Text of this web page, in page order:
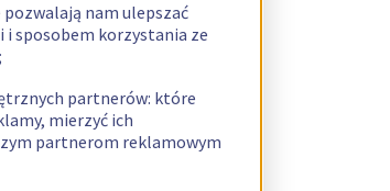
nam ulepszać
sposobem korzystania ze
partnerów: które
mierzyć ich
partnerom reklamowym